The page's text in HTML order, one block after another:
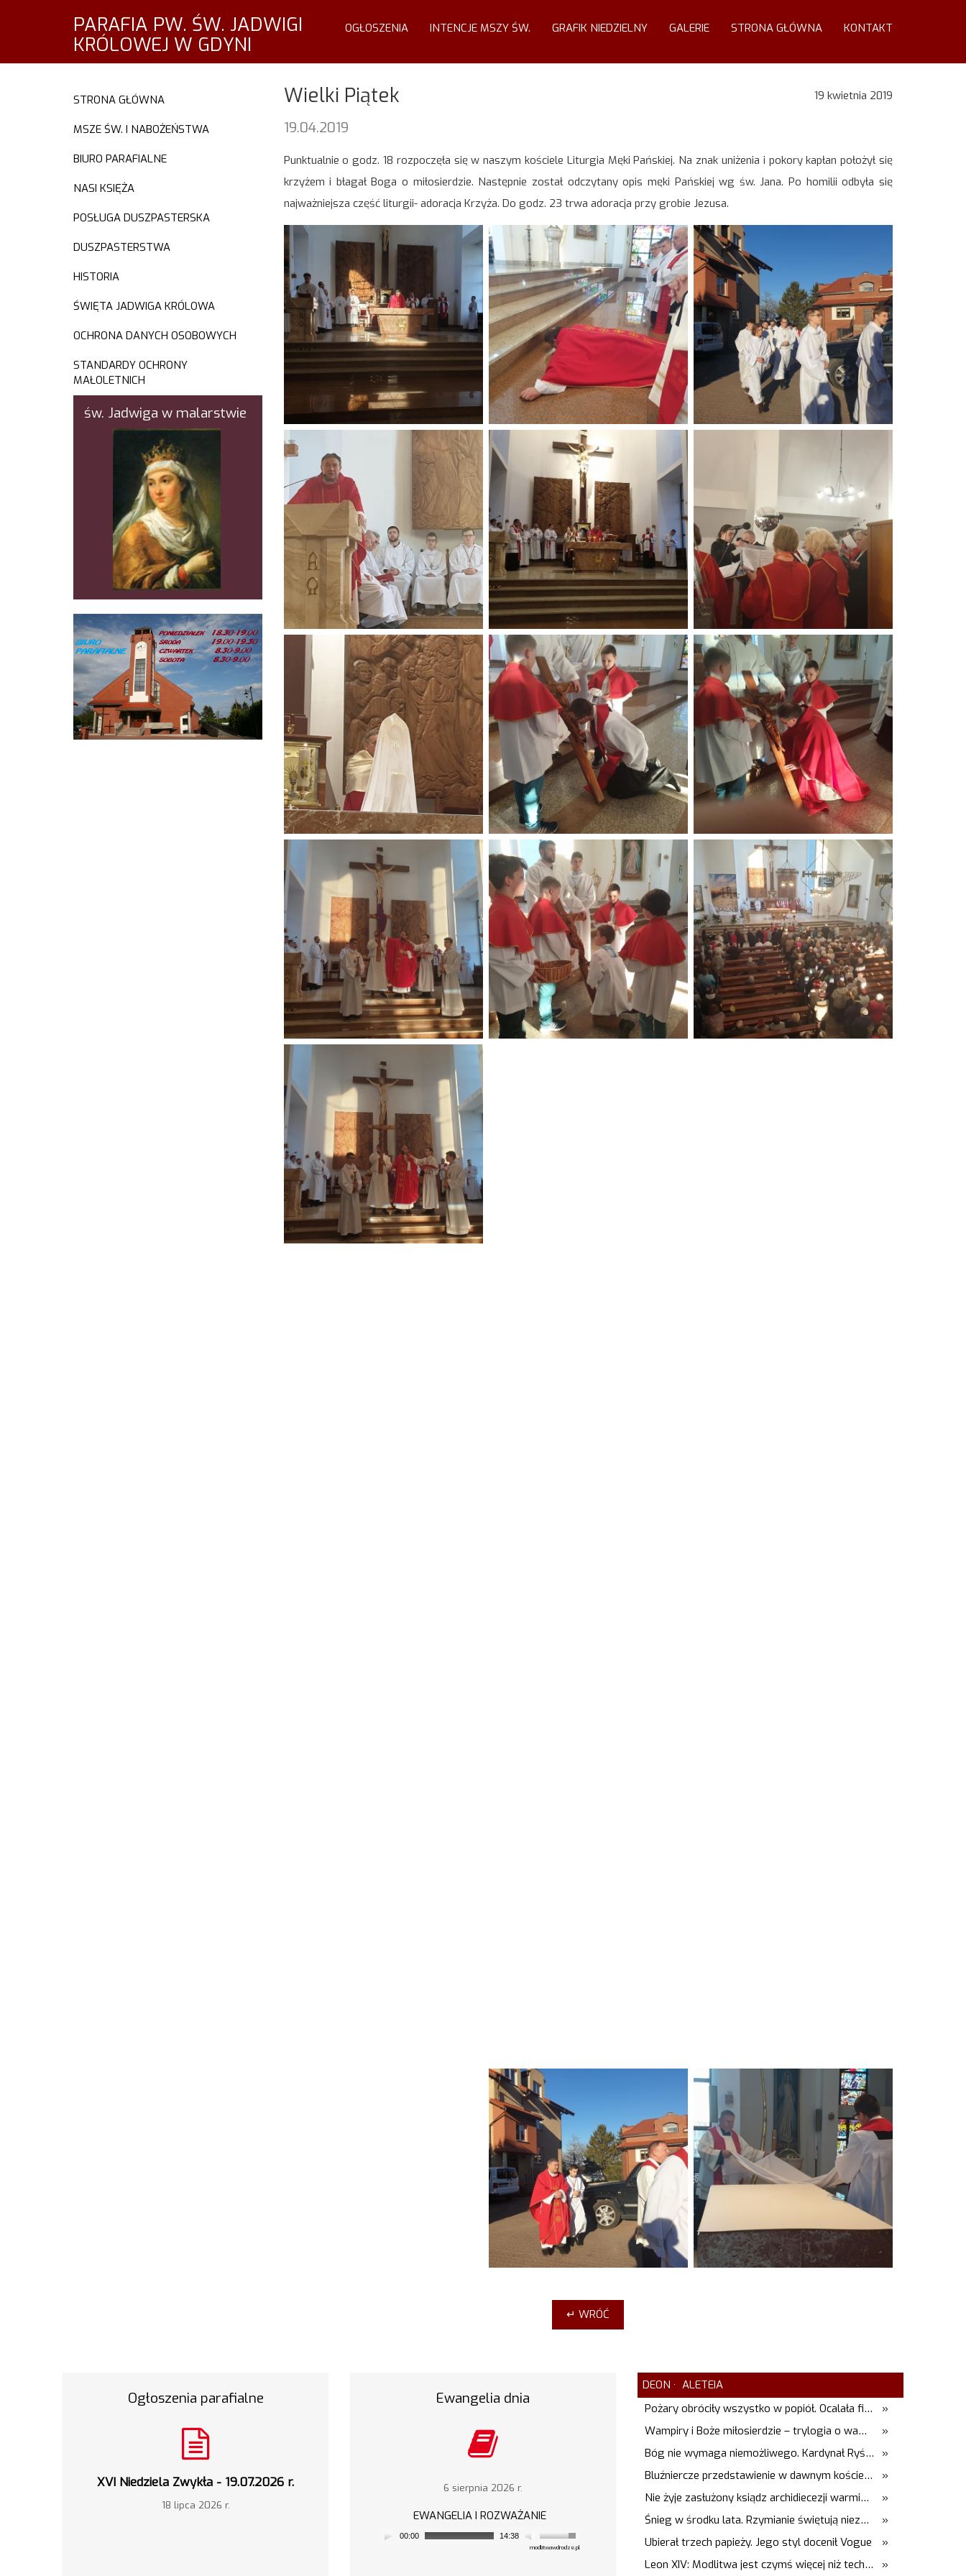
PARAFIA PW. ŚW. JADWIGI
KRÓLOWEJ W GDYNI
OGŁOSZENIA INTENCJE MSZY ŚW. GRAFIK NIEDZIELNY GALERIE STRONA GŁÓWNA KONTAKT
STRONA GŁÓWNA
MSZE ŚW. I NABOŻEŃSTWA
BIURO PARAFIALNE
NASI KSIĘŻA
POSŁUGA DUSZPASTERSKA
DUSZPASTERSTWA
HISTORIA
ŚWIĘTA JADWIGA KRÓLOWA
OCHRONA DANYCH OSOBOWYCH
STANDARDY OCHRONY
MAŁOLETNICH
św. Jadwiga w malarstwie
19 kwietnia 2019
Wielki Piątek
19.04.2019
Punktualnie o godz. 18 rozpoczęła się w naszym kościele Liturgia Męki Pańskiej. Na znak uniżenia i pokory kapłan położył się
krzyżem i błagał Boga o miłosierdzie. Następnie został odczytany opis męki Pańskiej wg św. Jana. Po homilii odbyła się
najważniejsza część liturgii- adoracja Krzyża. Do godz. 23 trwa adoracja przy grobie Jezusa.
↵ WRÓĆ
Ogłoszenia parafialne
XVI Niedziela Zwykła - 19.07.2026 r.
18 lipca 2026 r.
Ewangelia dnia
6 sierpnia 2026 r.
EWANGELIA I ROZWAŻANIE
00:00 14:38
modlitwawdrodze.pl
DEON
ALETEIA
»
Pożary obróciły wszystko w popiół. Ocalała figura Matki Bożej
»
Wampiry i Boże miłosierdzie – trylogia o wampirach i łasce
»
Bóg nie wymaga niemożliwego. Kardynał Ryś wyjaśnia dlaczego
»
Bluźniercze przedstawienie w dawnym kościele. Arcybiskup stanowczo reaguje
»
Nie żyje zasłużony ksiądz archidiecezji warmińskiej. Przez lata wychował pokolenia przyszłych kapłanów
»
Śnieg w środku lata. Rzymianie świętują niezwykły cud
»
Ubierał trzech papieży. Jego styl docenił Vogue
»
Leon XIV: Modlitwa jest czymś więcej niż techniką. "Odkryjmy ją na nowo"